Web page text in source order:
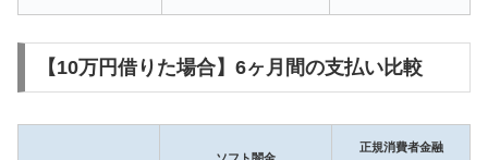
【10万円借りた場合】6ヶ月間の支払い比較
正規消費者金融